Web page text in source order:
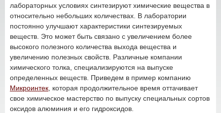
лабораторных условиях синтезируют химические вещества в
относительно небольших количествах. В лаборатории
постоянно улучшают характеристики синтезируемых
веществ. Это может быть связано с увеличением более
высокого полезного количества выхода вещества и
увеличению полезных свойств. Различные компании
химического толка, специализируются на выпуске
определенных веществ. Приведем в пример компанию
Микроинтек , которая продолжительное время оттачивает
свое химическое мастерство по выпуску специальных сортов
оксидов алюминия и его гидроксидов.